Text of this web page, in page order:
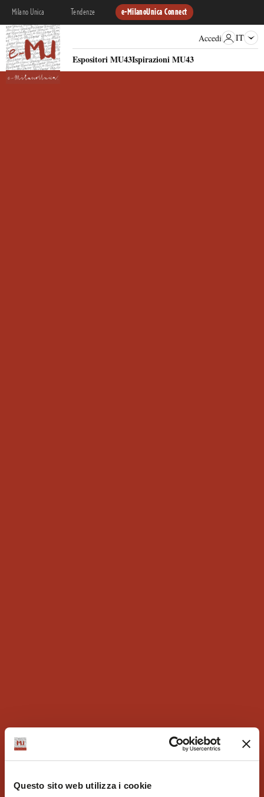
Questo sito web utilizza i cookie
Milano Unica Tendenze e-MilanoUnica Connect
Espositori MU43Ispirazioni MU43
Accedi IT